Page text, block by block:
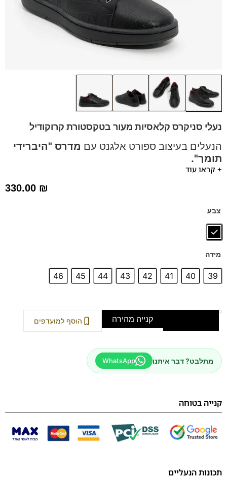
נעלי סניקרס קלאסיות מעור בטקסטורת קרוקודיל
הנעלים בעיצוב ספורט אלגנט עם מדרס "היברידי
תומך".
נעלים נוחות במיוחד – מקולקציית ה
הנעליים עשויות עור רך ואיכותי,
זיעה.
דגם זה מגיע גם במידה 47 לחץ כאן
+ קראו עוד
330.00 ₪
צבע
מידה
39
40
41
42
43
44
45
46
הוסף למועדפים קנייה מהירה
מתלבט? דבר איתנו WhatsApp
קנייה בטוחה
תכונות הנעליים